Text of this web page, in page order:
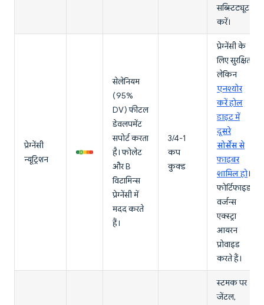
सब्स्टिट्यूट
करें।
प्रेग्नेंसी
न्यूट्रिशन
सेलेनियम
(95%
DV) फीटल
डेवलपमेंट
सपोर्ट करता
है। फोलेट
और B
विटामिन्स
प्रेग्नेंसी में
मदद करते
हैं।
3/4-1
कप
कुक्ड
प्रेग्नेंसी के
लिए सुरक्षित
लेकिन
एनश्योर
करें होल
डाइट में
दूसरे
सोर्सेस से
फाइबर
शामिल हो।
फोर्टिफाइड
वर्जन्स
एक्स्ट्रा
आयरन
प्रोवाइड
करते हैं।
स्टमक पर
जेंटल,